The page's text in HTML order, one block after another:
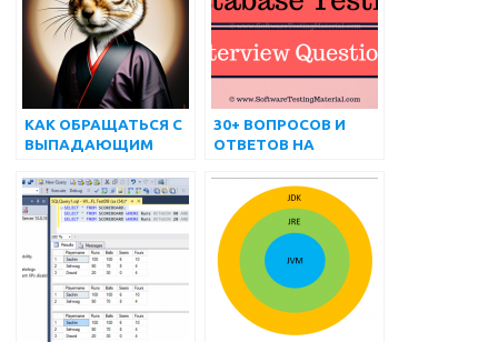
КАК ОБРАЩАТЬСЯ С
ВЫПАДАЮЩИМ
МНОЖЕСТВЕННЫМ
ВЫБОРОМ,
ИСПОЛЬЗУЯ
SELENIUM
WEBDRIVER
30+ ВОПРОСОВ И
ОТВЕТОВ НА
ТЕСТИРОВАНИЮ
БАЗ ДАННЫХ
(ОБНОВЛЕНО 2022 г.)